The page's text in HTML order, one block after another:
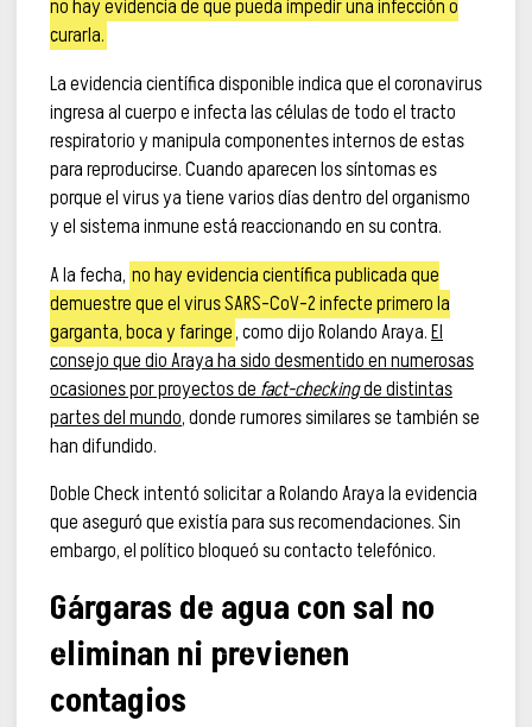
no hay evidencia de que pueda impedir una infección o
curarla.
La evidencia científica disponible indica que el coronavirus
ingresa al cuerpo e infecta las células de todo el tracto
respiratorio y manipula componentes internos de estas
para reproducirse. Cuando aparecen los síntomas es
porque el virus ya tiene varios días dentro del organismo
y el sistema inmune está reaccionando en su contra.
A la fecha, no hay evidencia científica publicada que
demuestre que el virus SARS-CoV-2 infecte primero la
garganta, boca y faringe, como dijo Rolando Araya.El
consejo que dio Araya ha sido desmentido en numerosas
ocasiones por proyectos de fact-checkingde distintas
partes del mundo, donde rumores similares se también se
han difundido.
Doble Check intentó solicitar a Rolando Araya la evidencia
que aseguró que existía para sus recomendaciones. Sin
embargo, el político bloqueó su contacto telefónico.
Gárgaras de agua con sal no
eliminan ni previenen
contagios